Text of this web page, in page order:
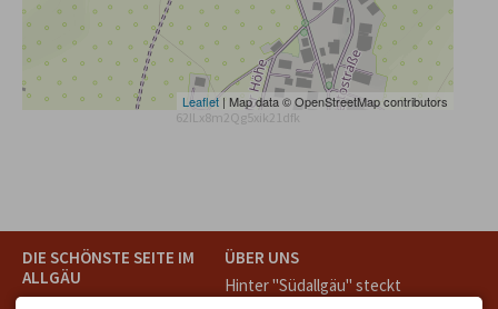
Leaflet | Map data © OpenStreetMap contributors
62ILx8m2Qg5xik21dfk
DIE SCHÖNSTE SEITE IM
ALLGÄU
ÜBER UNS
Hinter "Südallgäu" steckt